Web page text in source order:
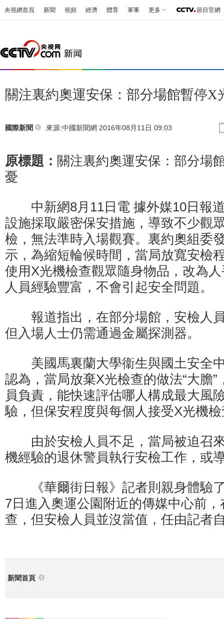
央視網首頁 新聞 視頻 經濟 體育 軍事 更多 節目官網
關注裏約奧運安保：部分場館暫停X
國際新聞 來源:中國新聞網 2016年08月11日 09:03
原標題： 關注裏約奧運安保：部分場
憂
中新網8月11日電 據外媒10日報
設施採取嚴密保安措施，導致不少觀
檢，無法準時入場觀賽。裏約奧組委
示，為縮短輪候時間，當局放寬安檢
使用X光機檢查觀眾隨身物品，改為
人員經驗豐富，不會引起安全問題。
報道指出，在部分場館，安檢人
但入場人士仍需通過金屬探測器。
美國馬裏蘭大學衞生與國土安全
認為，當局放棄X光檢查的做法“大膽
員負責，能快速評估哪人構成最大風
驗，但保安程度與每個人接受X光機
由於安檢人員不足，當局被迫召
機經驗的退休警員執行安檢工作，或
《華爾街日報》記者則親身體驗
7日進入奧運公園附近的傳媒中心前
查，但安檢人員並沒當值，任由記者
新聞首頁